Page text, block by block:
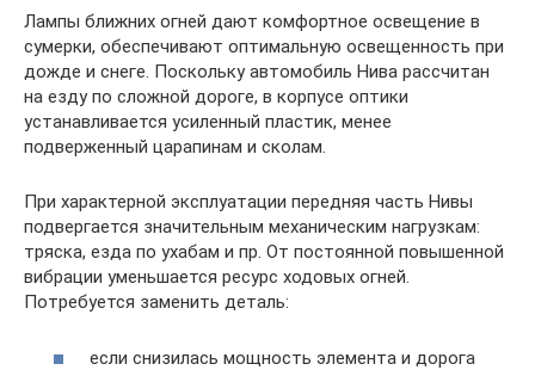
Лампы ближних огней дают комфортное освещение в
сумерки, обеспечивают оптимальную освещенность при
дожде и снеге. Поскольку автомобиль Нива рассчитан
на езду по сложной дороге, в корпусе оптики
устанавливается усиленный пластик, менее
подверженный царапинам и сколам.
При характерной эксплуатации передняя часть Нивы
подвергается значительным механическим нагрузкам:
тряска, езда по ухабам и пр. От постоянной повышенной
вибрации уменьшается ресурс ходовых огней.
Потребуется заменить деталь:
если снизилась мощность элемента и дорога